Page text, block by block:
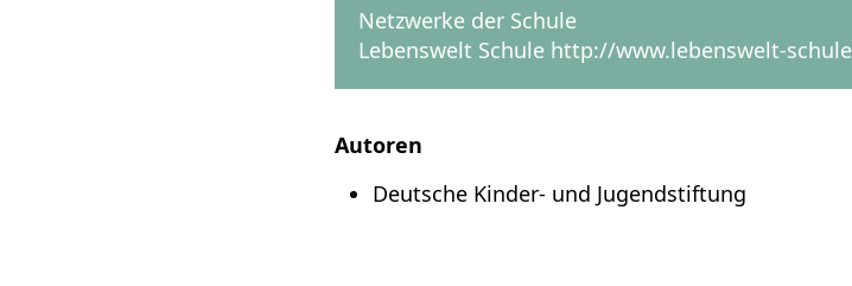
Netzwerke der Schule
Lebenswelt Schule http://www.lebenswelt-
Autoren
Deutsche Kinder- und Jugendstiftung